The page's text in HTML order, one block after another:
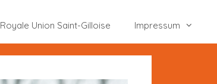
Royale Union Saint-Gilloise Impressum